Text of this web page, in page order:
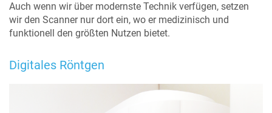
Auch wenn wir über modernste Technik verfügen, setzen
wir den Scanner nur dort ein, wo er medizinisch und
funktionell den größten Nutzen bietet.
Digitales Röntgen